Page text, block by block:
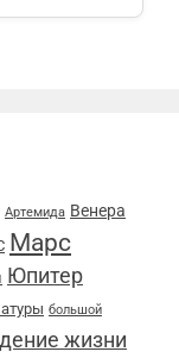
Артемида Венера
Марс
Юпитер
большой
жизни